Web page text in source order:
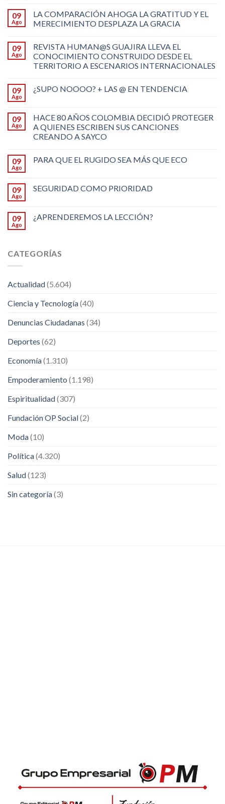
09
Ago
LA COMPARACIÓN AHOGA LA GRATITUD Y EL
MERECIMIENTO DESPLAZA LA GRACIA
09
Ago
REVISTA HUMAN@S GUAJIRA LLEVA EL
CONOCIMIENTO CONSTRUIDO DESDE EL
TERRITORIO A ESCENARIOS INTERNACIONALES
09
Ago
¿SUPO NOOOO? + LAS @ EN TENDENCIA
09
Ago
HACE 80 AÑOS COLOMBIA DECIDIÓ PROTEGER
A QUIENES ESCRIBEN SUS CANCIONES
CREANDO A SAYCO
09
Ago
PARA QUE EL RUGIDO SEA MÁS QUE ECO
09
Ago
SEGURIDAD COMO PRIORIDAD
09
Ago
¿APRENDEREMOS LA LECCIÓN?
CATEGORÍAS
Actualidad(5.604)
Ciencia y Tecnología(40)
Denuncias Ciudadanas (34)
Deportes (62)
Economía(1.310)
Empoderamiento (1.198)
Espiritualidad(307)
Fundación OP Social(2)
Moda(10)
Política(4.320)
Salud(123)
Sin categoría(3)